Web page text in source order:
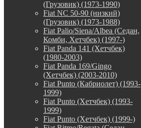
(Грузовик) (1973-1990)
Fiat NC 50-90 (низкий)
(Грузовик) (1973-1988)
Fiat Palio/Siena/Albea (Седан,
Комби, Хетчбек) (1997-)
Fiat Panda 141 (Хетчбек)
(1980-2003)
Fiat Panda 169/Gingo
(Хетчбек) (2003-2010)
Fiat Punto (Кабриолет) (1993-
1999)
Fiat Punto (Хетчбек) (1993-
1999)
Fiat Punto (Хетчбек) (1999-)